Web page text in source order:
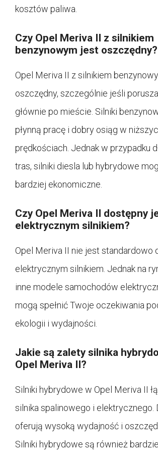
kosztów paliwa.
Czy Opel Meriva II z silnikiem
benzynowym jest oszczędny?
Opel Meriva II z silnikiem
oszczędny, szczególnie jeśli
głównie po mieście. Silniki
płynną pracę i dobry osiąg w
prędkościach. Jednak w przypadku
tras, silniki diesla lub hybrydowe
bardziej ekonomiczne.
Czy Opel Meriva II dostępny
elektrycznym silnikiem?
Opel Meriva II nie jest standardowo
elektrycznym silnikiem. Jednak na
inne modele samochodów
mogą spełnić Twoje oczekiwania
ekologii i wydajności.
Jakie są zalety silnika
Opel Meriva II?
Silniki hybrydowe w Opel Meriva II
silnika spalinowego i elektrycznego.
oferują wysoką wydajność i
Silniki hybrydowe są również